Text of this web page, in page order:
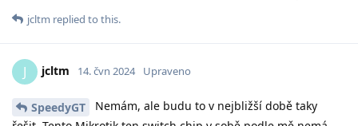
jcltm replied to this.
J jcltm 14. čvn 2024 Upraveno
SpeedyGT
Nemám, ale budu to v nejbližší době taky